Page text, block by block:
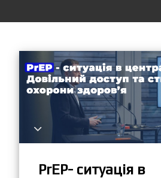
PrEP- ситуація в